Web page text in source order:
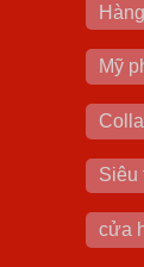
Mỹ
Siêu
cửa